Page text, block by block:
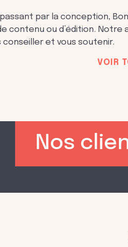
par la conception,
contenu ou d’édition.
et vous soutenir.
VOIR
Nos